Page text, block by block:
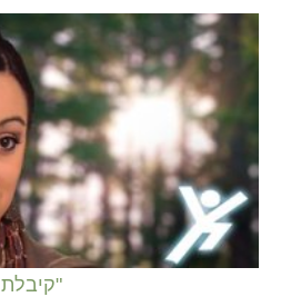
"קיבלתי את החיים שלי בחזרה"